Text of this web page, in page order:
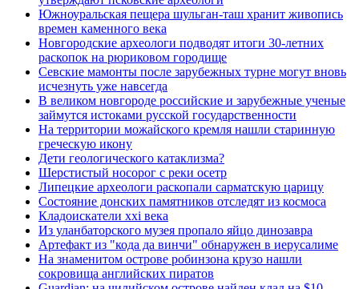
Южноуральская пещера шульган-таш хранит живопись
времен каменного века
Новгородские археологи подводят итоги 30-летних
раскопок на рюриковом городище
Севские мамонты после зарубежных турне могут вновь
исчезнуть уже навсегда
В великом новгороде российские и зарубежные ученые
займутся истоками русской государственности
На территории можайского кремля нашли старинную
греческую икону
Дети геологического катаклизма?
Шерстистый носорог с реки осетр
Липецкие археологи раскопали сарматскую царицу
Состояние донских памятников отследят из космоса
Кладоискатели xxi века
Из уланбаторского музея пропало яйцо динозавра
Артефакт из "кода да винчи" обнаружен в иерусалиме
На знаменитом острове робинзона крузо нашли
сокровища английских пиратов